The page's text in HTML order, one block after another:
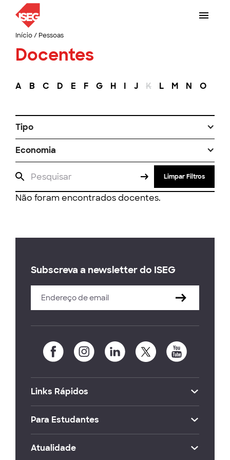
Início/ Pessoas
Docentes
A B C D E F G H I J K L M N O
Tipo
Economia
Limpar Filtros
Não foram encontrados docentes.
Subscreva a newsletter do ISEG
Links Rápidos
Para Estudantes
Atualidade